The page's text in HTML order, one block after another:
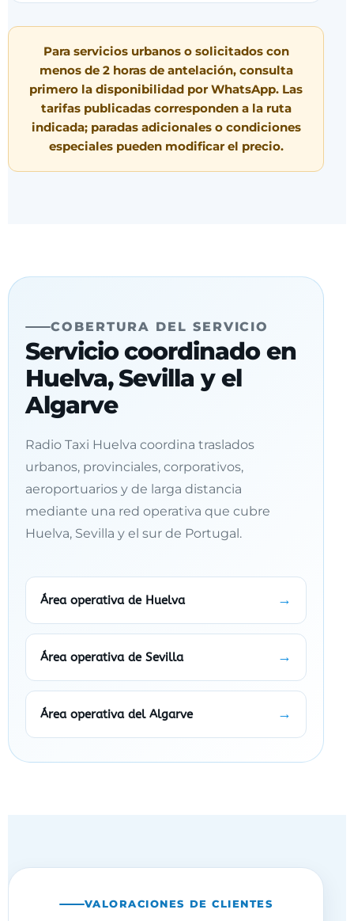
Para servicios urbanos o solicitados con
menos de 2 horas de antelación, consulta
primero la disponibilidad por WhatsApp. Las
tarifas publicadas corresponden a la ruta
indicada; paradas adicionales o condiciones
especiales pueden modificar el precio.
COBERTURA DEL SERVICIO
Servicio coordinado en
Huelva, Sevilla y el
Algarve
Radio Taxi Huelva coordina traslados
urbanos, provinciales, corporativos,
aeroportuarios y de larga distancia
mediante una red operativa que cubre
Huelva, Sevilla y el sur de Portugal.
Área operativa de Huelva
Área operativa de Sevilla
Área operativa del Algarve
VALORACIONES DE CLIENTES